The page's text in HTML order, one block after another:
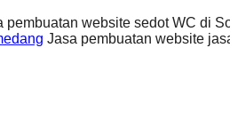
pembuatan website sedot WC di
Jasa pembuatan website